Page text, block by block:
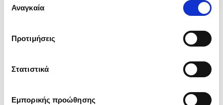
ενδιαφέρουν και να επιλέξετε από τα παρακάτω με την
΄΄και να ενημερωθείτε σχετικά με
συγκατάθεσης
Αναγκαία
Προτιμήσεις
Στατιστικά
Εμπορικής προώθησης